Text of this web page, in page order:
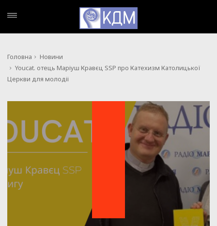
Головна
Новини
Youcat. отець Маріуш Кравєц SSP про Катехизм Католицької
Церкви для молодіі